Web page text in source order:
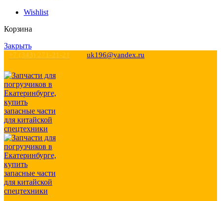
Wishlist
Корзина
Закрыть
+7 (343) 271-21-21 uk196@yandex.ru